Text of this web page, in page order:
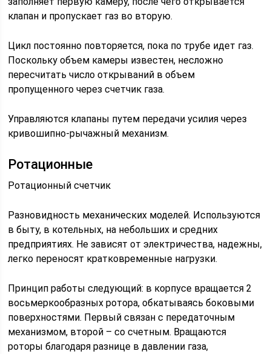
клапан и пропускает газ во вторую.
Цикл постоянно повторяется, пока по трубе идет газ.
Поскольку объем камеры известен, несложно
пересчитать число открываний в объем
пропущенного через счетчик газа.
Управляются клапаны путем передачи усилия через
кривошипно-рычажный механизм.
Ротационные
Ротационный счетчик
Разновидность механических моделей. Используются
в быту, в котельных, на небольших и средних
предприятиях. Не зависят от электричества, надежны,
легко переносят кратковременные нагрузки.
Принцип работы следующий: в корпусе вращается 2
восьмеркообразных ротора, обкатываясь боковыми
поверхностями. Первый связан с передаточным
механизмом, второй – со счетным. Вращаются
роторы благодаря разнице в давлении газа,